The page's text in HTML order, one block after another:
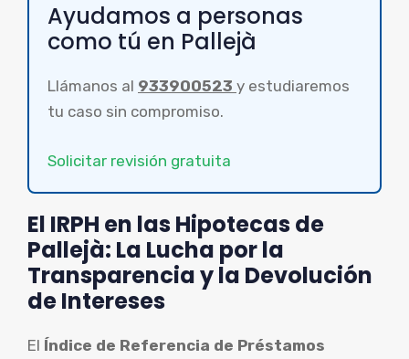
Ayudamos a personas
como tú en Pallejà
Llámanos al 933900523 y estudiaremos
tu caso sin compromiso.
Solicitar revisión gratuita
El IRPH en las Hipotecas de
Pallejà: La Lucha por la
Transparencia y la Devolución
de Intereses
El Índice de Referencia de Préstamos